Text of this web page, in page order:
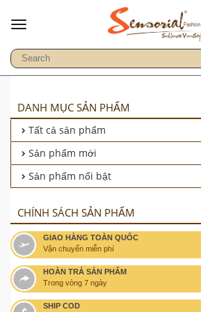
DANH MỤC SẢN PHẨM
Tất cả sản phẩm
Sản phẩm mới
Sản phẩm nổi bật
CHÍNH SÁCH SẢN PHẨM
GIAO HÀNG TOÀN QUỐC
Vận chuyển miễn phí
HOÀN TRẢ SẢN PHẨM
Trong vòng 7 ngày
SHIP COD